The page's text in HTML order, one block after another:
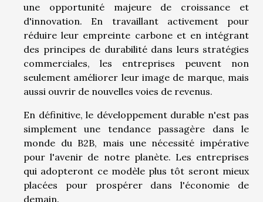
une opportunité majeure de croissance et
d'innovation. En travaillant activement pour
réduire leur empreinte carbone et en intégrant
des principes de durabilité dans leurs stratégies
commerciales, les entreprises peuvent non
seulement améliorer leur image de marque, mais
aussi ouvrir de nouvelles voies de revenus.
En définitive, le développement durable n'est pas
simplement une tendance passagère dans le
monde du B2B, mais une nécessité impérative
pour l'avenir de notre planète. Les entreprises
qui adopteront ce modèle plus tôt seront mieux
placées pour prospérer dans l'économie de
demain.